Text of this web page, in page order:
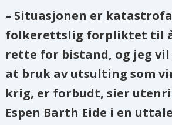
– Situasjonen er
folkerettslig forpliktet til
rette for bistand, og jeg
at bruk av utsulting som
krig, er forbudt, sier
Espen Barth Eide i en